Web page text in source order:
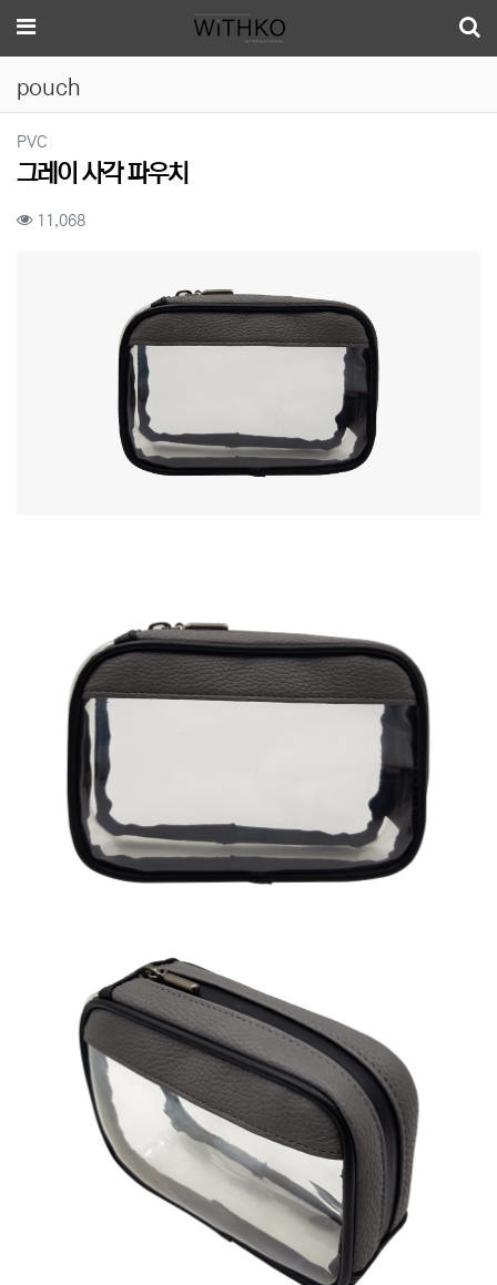
메뉴
pouch
PVC
그레이 사각 파우치
컨텐츠 정보
11,068조회